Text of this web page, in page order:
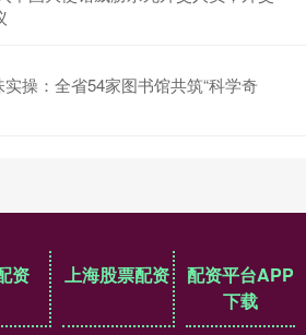
操：全省54家图书馆共筑“科学奇
资 上海股票配资
配资平台APP
下载